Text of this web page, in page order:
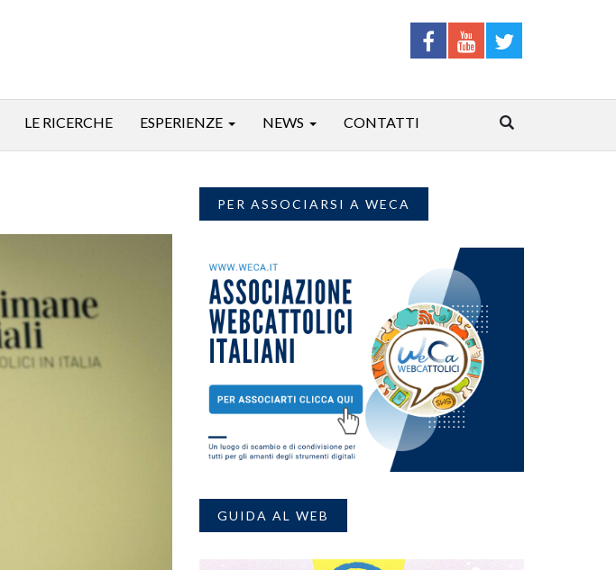
LE RICERCHE ESPERIENZE NEWS CONTATTI
PER ASSOCIARSI A WECA
GUIDA AL WEB